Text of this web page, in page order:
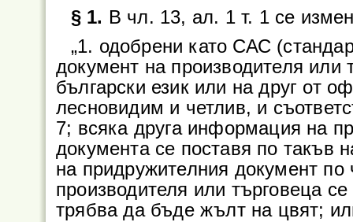
§ 1. В чл. 13, ал. 1 т. 1 се
„1. одобрени като САС
документ на производителя или
български език или на друг от
лесновидим и четлив, и
7; всяка друга информация на
документа се поставя по такъв
на придружителния документ по
производителя или търговеца
трябва да бъде жълт на цвят;